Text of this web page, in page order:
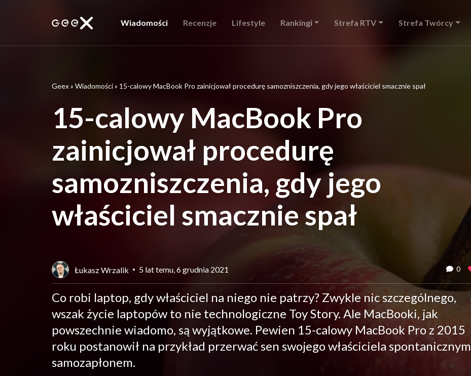
Wiadomości Recenzje Lifestyle Rankingi Strefa RTV Strefa Twórcy
Geex» Wiadomości» 15-calowy MacBook Pro zainicjował procedurę samozniszczenia, gdy jego właściciel smacznie spał
15-calowy MacBook Pro
zainicjował procedurę
samozniszczenia, gdy jego
właściciel smacznie spał
Łukasz Wrzalik 5 lat temu, 6 grudnia 2021 0
Co robi laptop, gdy właściciel na niego nie patrzy? Zwykle nic szczególnego,
wszak życie laptopów to nie technologiczne Toy Story. Ale MacBooki, jak
powszechnie wiadomo, są wyjątkowe. Pewien 15-calowy MacBook Pro z 2015
roku postanowił na przykład przerwać sen swojego właściciela spontanicznym
samozapłonem.